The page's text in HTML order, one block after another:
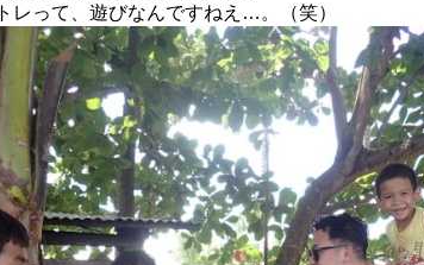
レって、遊びなんですねえ…。（笑）